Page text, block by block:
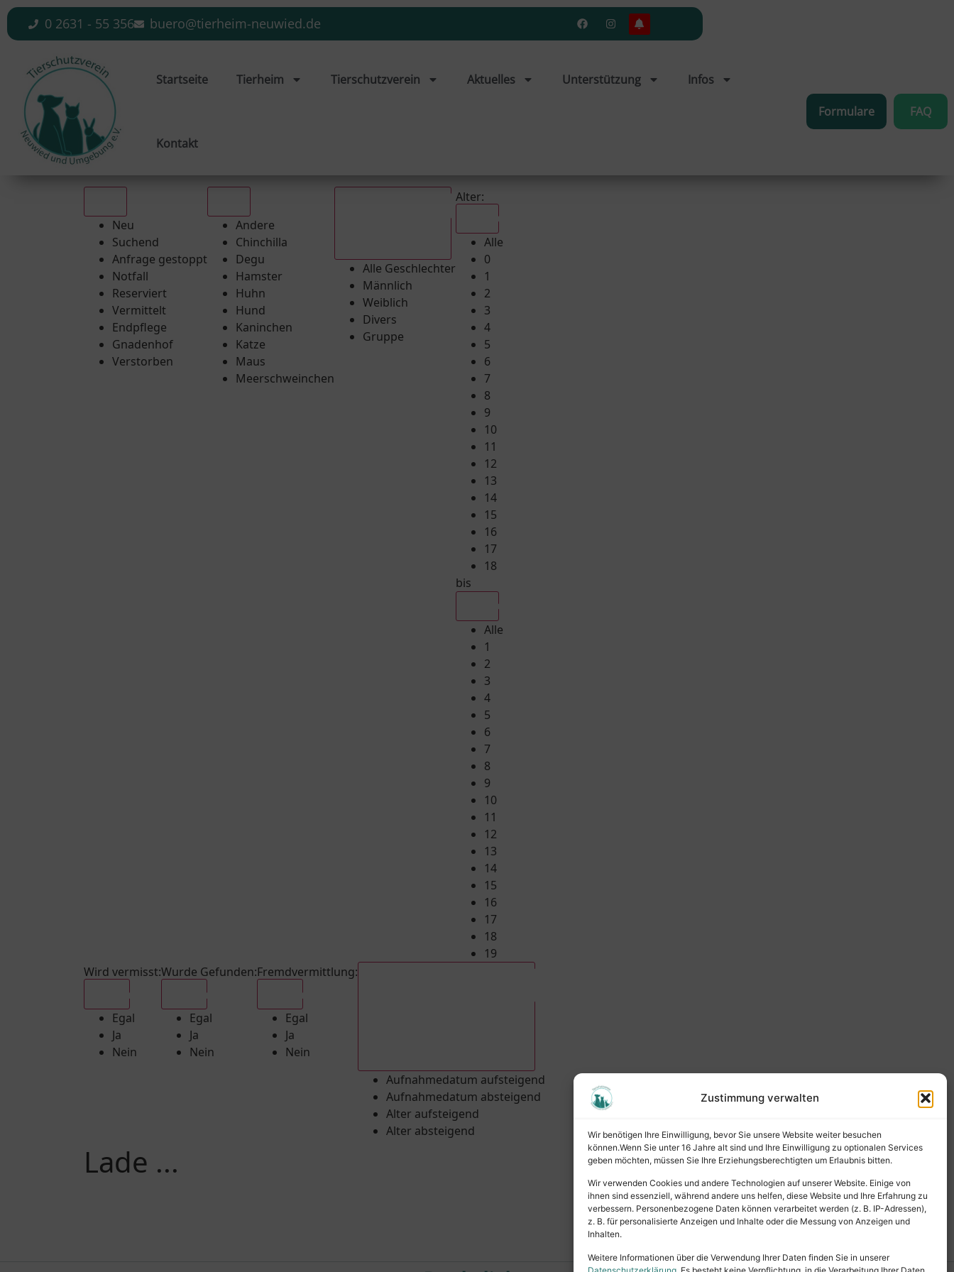
Zustimmung verwalten
Wir benötigen Ihre Einwilligung, bevor Sie unsere Website weiter besuchen
können.Wenn Sie unter 16 Jahre alt sind und Ihre Einwilligung zu optionalen Services
geben möchten, müssen Sie Ihre Erziehungsberechtigten um Erlaubnis bitten.
Wir verwenden Cookies und andere Technologien auf unserer Website. Einige von
ihnen sind essenziell, während andere uns helfen, diese Website und Ihre Erfahrung zu
verbessern. Personenbezogene Daten können verarbeitet werden (z. B. IP-Adressen),
z. B. für personalisierte Anzeigen und Inhalte oder die Messung von Anzeigen und
Inhalten.
Weitere Informationen über die Verwendung Ihrer Daten finden Sie in unserer
0 2631 - 55 356 buero@tierheim-neuwied.de
Startseite Tierheim Tierschutzverein Aktuelles Unterstützung Infos
Kontakt
Formulare FAQ
Neu
Suchend
Anfrage gestoppt
Notfall
Reserviert
Vermittelt
Endpflege
Gnadenhof
Verstorben
Andere
Chinchilla
Degu
Hamster
Huhn
Hund
Kaninchen
Katze
Maus
Meerschweinchen
Alle Geschlechter
Männlich
Weiblich
Divers
Gruppe
Alter:
Alle
0
1
2
3
4
5
6
7
8
9
10
11
12
13
14
15
16
17
18
bis
Alle
1
2
3
4
5
6
7
8
9
10
11
12
13
14
15
16
17
18
19
Wird vermisst:
Egal
Ja
Nein
Wurde Gefunden:
Egal
Ja
Nein
Fremdvermittlung:
Egal
Ja
Nein
Aufnahmedatum aufsteigend
Aufnahmedatum absteigend
Alter aufsteigend
Alter absteigend
Lade ...